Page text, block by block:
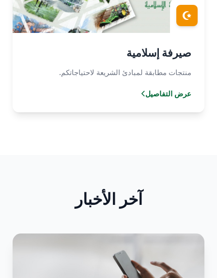
صيرفة إسلامية
منتجات مطابقة لمبادئ الشريعة لاحتياجاتكم.
عرض التفاصيل
آخر الأخبار